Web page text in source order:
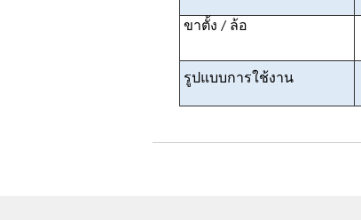
ขาตั้ง / ล้อ
รูปแบบการใช้งาน